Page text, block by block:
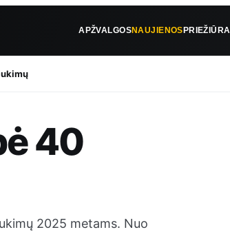
APŽVALGOSNAUJIENOSPRIEŽIŪRA
40
2025 metams. Nuo